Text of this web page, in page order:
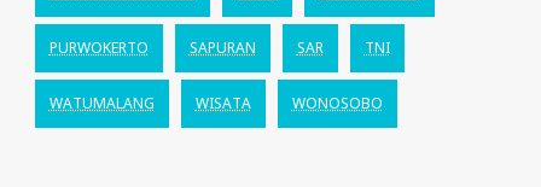
PURWOKERTO SAPURAN SAR TNI
WATUMALANG WISATA WONOSOBO